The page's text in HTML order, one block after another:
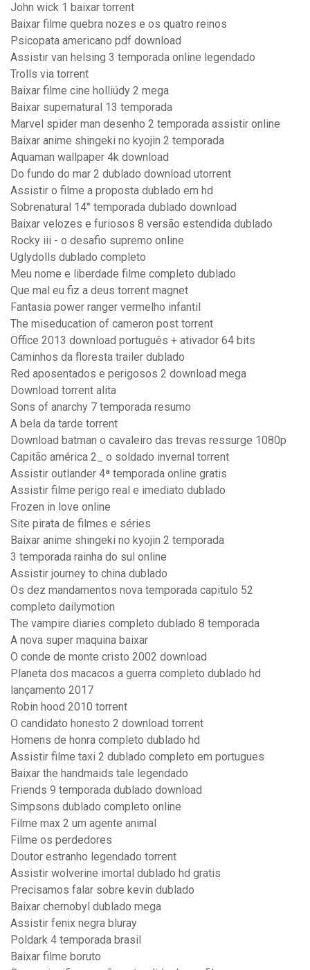
John wick 1 baixar torrent
Baixar filme quebra nozes e os quatro reinos
Psicopata americano pdf download
Assistir van helsing 3 temporada online legendado
Trolls via torrent
Baixar filme cine holliúdy 2 mega
Baixar supernatural 13 temporada
Marvel spider man desenho 2 temporada assistir online
Baixar anime shingeki no kyojin 2 temporada
Aquaman wallpaper 4k download
Do fundo do mar 2 dublado download utorrent
Assistir o filme a proposta dublado em hd
Sobrenatural 14° temporada dublado download
Baixar velozes e furiosos 8 versão estendida dublado
Rocky iii - o desafio supremo online
Uglydolls dublado completo
Meu nome e liberdade filme completo dublado
Que mal eu fiz a deus torrent magnet
Fantasia power ranger vermelho infantil
The miseducation of cameron post torrent
Office 2013 download português + ativador 64 bits
Caminhos da floresta trailer dublado
Red aposentados e perigosos 2 download mega
Download torrent alita
Sons of anarchy 7 temporada resumo
A bela da tarde torrent
Download batman o cavaleiro das trevas ressurge 1080p
Capitão américa 2_ o soldado invernal torrent
Assistir outlander 4ª temporada online gratis
Assistir filme perigo real e imediato dublado
Frozen in love online
Site pirata de filmes e séries
Baixar anime shingeki no kyojin 2 temporada
3 temporada rainha do sul online
Assistir journey to china dublado
Os dez mandamentos nova temporada capitulo 52
completo dailymotion
The vampire diaries completo dublado 8 temporada
A nova super maquina baixar
O conde de monte cristo 2002 download
Planeta dos macacos a guerra completo dublado hd
lançamento 2017
Robin hood 2010 torrent
O candidato honesto 2 download torrent
Homens de honra completo dublado hd
Assistir filme taxi 2 dublado completo em portugues
Baixar the handmaids tale legendado
Friends 9 temporada dublado download
Simpsons dublado completo online
Filme max 2 um agente animal
Filme os perdedores
Doutor estranho legendado torrent
Assistir wolverine imortal dublado hd gratis
Precisamos falar sobre kevin dublado
Baixar chernobyl dublado mega
Assistir fenix negra bluray
Poldark 4 temporada brasil
Baixar filme boruto